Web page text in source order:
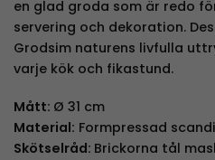
en glad groda som är redo
servering och dekoration.
Grodsim naturens livfulla
varje kök och fikastund.
Mått: Ø 31 cm
Material: Formpressad
Skötselråd: Brickorna tål